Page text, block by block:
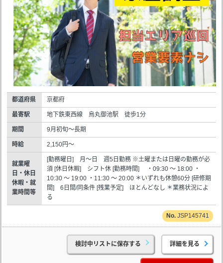
都道府県 京都府
最寄駅 地下鉄東西線 烏丸御池駅 徒歩1分
期間 9月初旬～長期
時給 2,150円～
就業曜
日・休日
休暇・就
業時間等
[勤務曜日] 月～日 週5日勤務 ※土曜または日曜の勤務が必
須 [休日休暇] シフト休 [勤務時間] ・09:30 ～ 18:00 ・
10:30 ～ 19:00 ・11:30 ～ 20:00 ＊いずれも休憩60分 [研修期
間] 6日間/同条件 [残業予定] ほとんどなし ＊業務状況によ
る
JSP145741
検討中リストに保存する 詳細を見る